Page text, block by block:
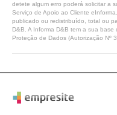
detete algum erro poderá solicitar a
Serviço de Apoio ao Cliente
publicado ou redistribuído, total ou
D&B. A Informa D&B tem a sua
Proteção de Dados (Autorização Nº